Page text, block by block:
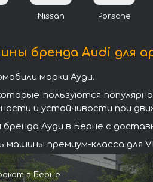
Nissan Porsche
бренда Audi для
марки Ауди.
пользуются
и устойчивости при
Ауди в Берне с
премиум-класса для
в Берне